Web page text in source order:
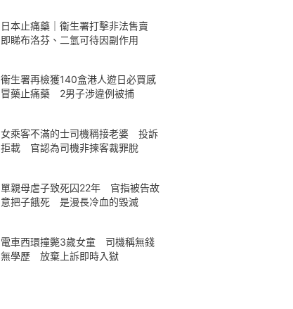
日本止痛藥｜衞生署打擊非法售賣
即睇布洛芬、二氫可待因副作用
衞生署再檢獲140盒港人遊日必買感
冒藥止痛藥 2男子涉違例被捕
女乘客不滿的士司機稱接老婆 投訴
拒載 官認為司機非揀客裁罪脫
單親母虐子致死囚22年 官指被告故
意把子餓死 是漫長冷血的毀滅
電車西環撞斃3歲女童 司機稱無錢
無學歷 放棄上訴即時入獄